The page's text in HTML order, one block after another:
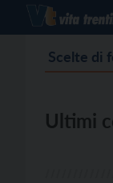
Scelte di
Ultimi